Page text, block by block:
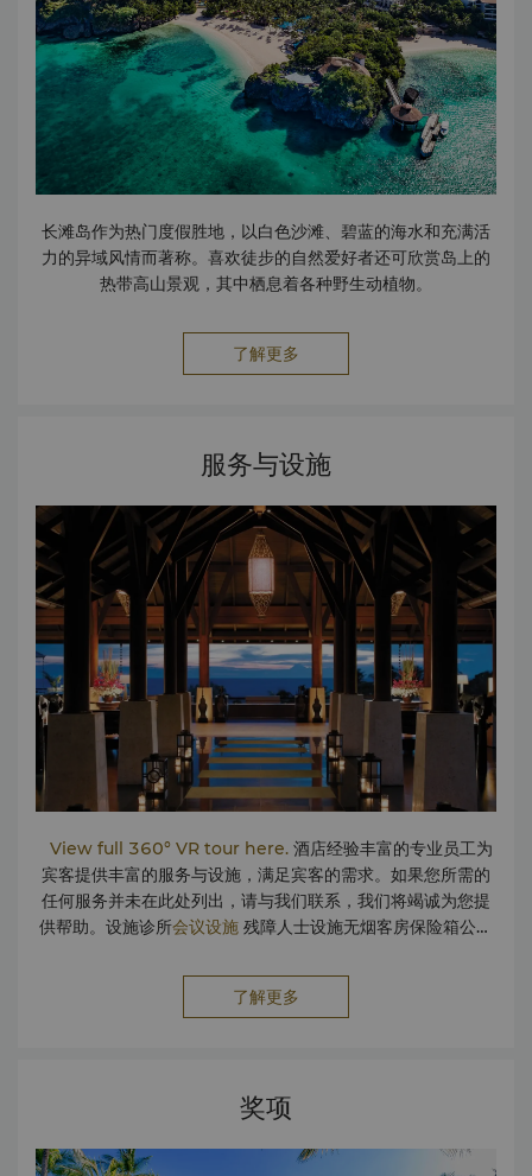
长滩岛作为热门度假胜地，以白色沙滩、碧蓝的海水和充满活
力的异域风情而著称。喜欢徒步的自然爱好者还可欣赏岛上的
热带高山景观，其中栖息着各种野生动植物。
了解更多
服务与设施
View full 360° VR tour here.酒店经验丰富的专业员工为
宾客提供丰富的服务与设施，满足宾客的需求。如果您所需的
任何服务并未在此处列出，请与我们联系，我们将竭诚为您提
供帮助。设施诊所会议设施 残障人士设施无烟客房保险箱公共
墅与海景套房管家服务擦鞋服务快速入住和退房服务酒店内值
班医生信息技术管家洗衣与代客泊车服务邮政/快递服务 旅游与
心外币兑换柜台Paul & Shark空中巴士Lu-RoVictor Ortega
商务服务包括：礼宾部：机票处理快递与包裹服务 前台：收发
了解更多
奖项